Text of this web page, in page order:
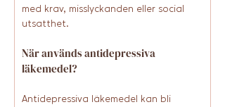
med krav, misslyckanden eller social
utsatthet.
När används antidepressiva
läkemedel?
Antidepressiva läkemedel kan bli